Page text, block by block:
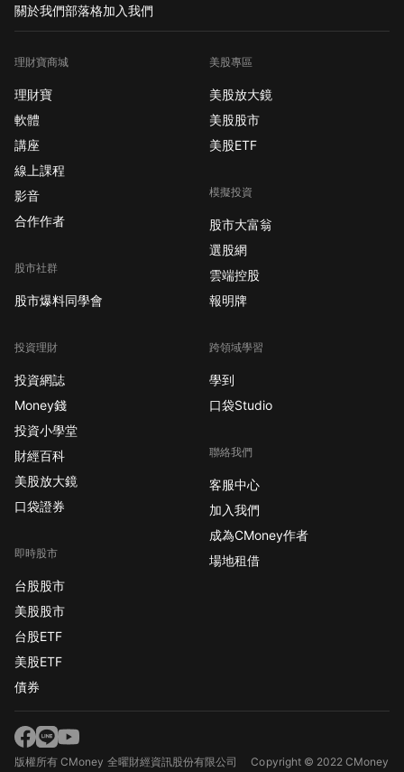
關於我們部落格加入我們
理財寶商城
理財寶
軟體
講座
線上課程
影音
合作作者
股市社群
股市爆料同學會
投資理財
投資網誌
Money錢
投資小學堂
財經百科
美股放大鏡
口袋證券
即時股市
台股股市
美股股市
台股ETF
美股ETF
債券
美股專區
美股放大鏡
美股股市
美股ETF
模擬投資
股市大富翁
選股網
雲端控股
報明牌
跨領域學習
學到
口袋Studio
聯絡我們
客服中心
加入我們
成為CMoney作者
場地租借
版權所有 CMoney 全曜財經資訊股份有限公司Copyright © 2022 CMoney